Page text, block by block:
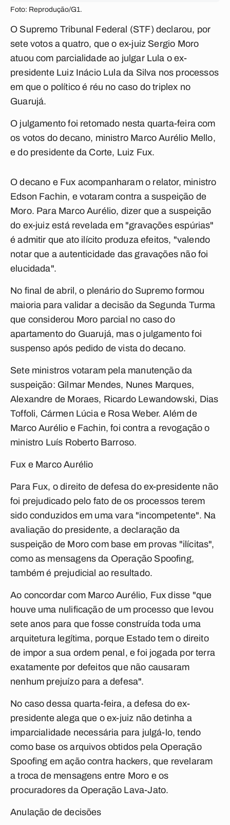
Foto: Reprodução/G1.
O Supremo Tribunal Federal (STF) declarou, por
sete votos a quatro, que o ex-juiz Sergio Moro
atuou com parcialidade ao julgar Lula o ex-
presidente Luiz Inácio Lula da Silva nos processos
em que o político é réu no caso do triplex no
Guarujá.
O julgamento foi retomado nesta quarta-feira com
os votos do decano, ministro Marco Aurélio Mello,
e do presidente da Corte, Luiz Fux.
O decano e Fux acompanharam o relator, ministro
Edson Fachin, e votaram contra a suspeição de
Moro. Para Marco Aurélio, dizer que a suspeição
do ex-juiz está revelada em "gravações espúrias"
é admitir que ato ilícito produza efeitos, "valendo
notar que a autenticidade das gravações não foi
elucidada".
No final de abril, o plenário do Supremo formou
maioria para validar a decisão da Segunda Turma
que considerou Moro parcial no caso do
apartamento do Guarujá, mas o julgamento foi
suspenso após pedido de vista do decano.
Sete ministros votaram pela manutenção da
suspeição: Gilmar Mendes, Nunes Marques,
Alexandre de Moraes, Ricardo Lewandowski, Dias
Toffoli, Cármen Lúcia e Rosa Weber. Além de
Marco Aurélio e Fachin, foi contra a revogação o
ministro Luís Roberto Barroso.
Fux e Marco Aurélio
Para Fux, o direito de defesa do ex-presidente não
foi prejudicado pelo fato de os processos terem
sido conduzidos em uma vara "incompetente". Na
avaliação do presidente, a declaração da
suspeição de Moro com base em provas "ilícitas",
como as mensagens da Operação Spoofing,
também é prejudicial ao resultado.
Ao concordar com Marco Aurélio, Fux disse "que
houve uma nulificação de um processo que levou
sete anos para que fosse construída toda uma
arquitetura legítima, porque Estado tem o direito
de impor a sua ordem penal, e foi jogada por terra
exatamente por defeitos que não causaram
nenhum prejuízo para a defesa".
No caso dessa quarta-feira, a defesa do ex-
presidente alega que o ex-juiz não detinha a
imparcialidade necessária para julgá-lo, tendo
como base os arquivos obtidos pela Operação
Spoofing em ação contra hackers, que revelaram
a troca de mensagens entre Moro e os
procuradores da Operação Lava-Jato.
Anulação de decisões